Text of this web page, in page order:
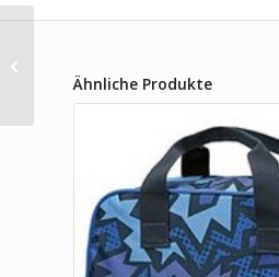
Ähnliche Produkte
Purple Laser